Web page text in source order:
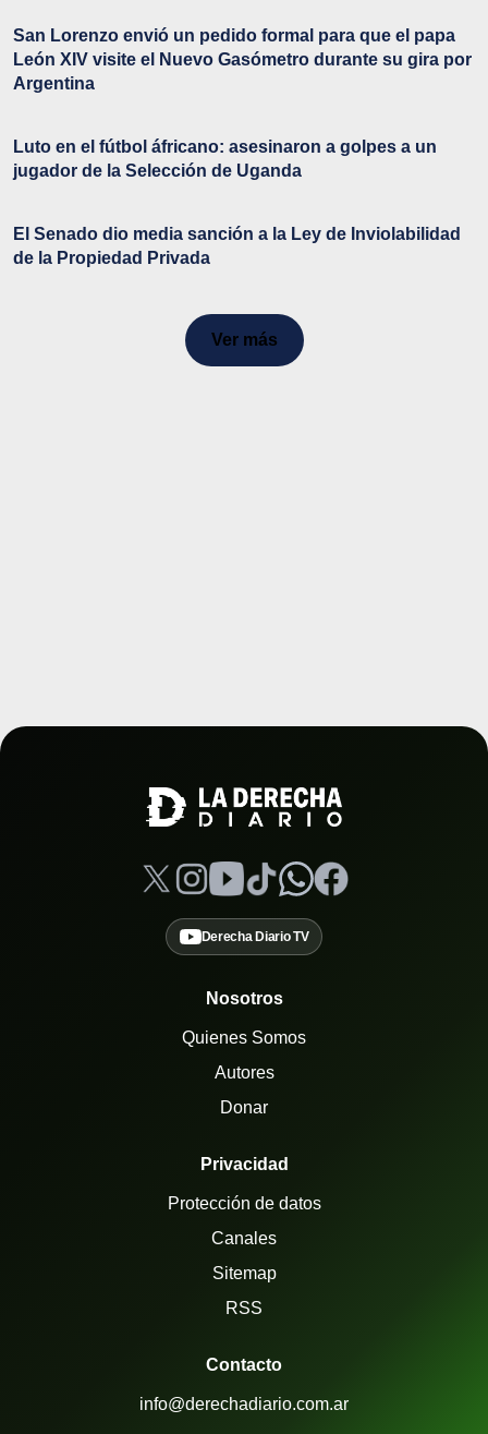
San Lorenzo envió un pedido formal para que el papa
León XIV visite el Nuevo Gasómetro durante su gira por
Argentina
Luto en el fútbol áfricano: asesinaron a golpes a un
jugador de la Selección de Uganda
El Senado dio media sanción a la Ley de Inviolabilidad
de la Propiedad Privada
Ver más
Derecha Diario TV
Nosotros
Quienes Somos
Autores
Donar
Privacidad
Protección de datos
Canales
Sitemap
RSS
Contacto
info@derechadiario.com.ar